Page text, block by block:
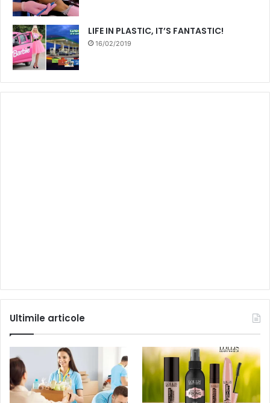
LIFE IN PLASTIC, IT’S FANTASTIC!
16/02/2019
Ultimile articole